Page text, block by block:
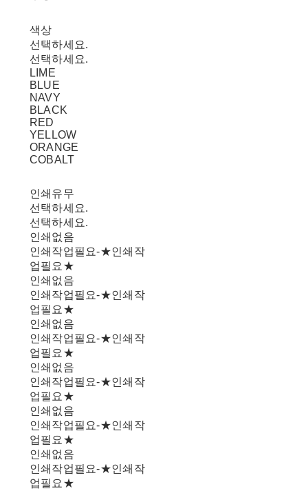
색상
선택하세요.
선택하세요.
LIME
BLUE
NAVY
BLACK
RED
YELLOW
ORANGE
COBALT
인쇄유무
선택하세요.
선택하세요.
인쇄없음
인쇄작업필요-★인쇄작
업필요★
인쇄없음
인쇄작업필요-★인쇄작
업필요★
인쇄없음
인쇄작업필요-★인쇄작
업필요★
인쇄없음
인쇄작업필요-★인쇄작
업필요★
인쇄없음
인쇄작업필요-★인쇄작
업필요★
인쇄없음
인쇄작업필요-★인쇄작
업필요★